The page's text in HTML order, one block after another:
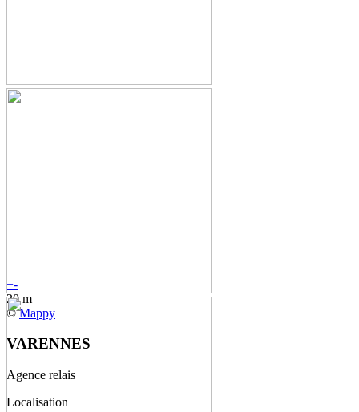
+-
20 m
©Mappy
VARENNES
Agence relais
Localisation